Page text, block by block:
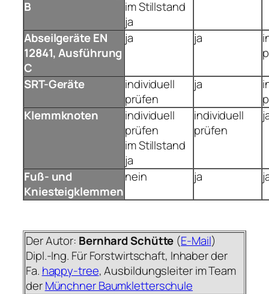
B
im Stillstand
ja
Abseilgeräte EN
12841, Ausführung
C
ja ja
SRT-Geräte
individuell
prüfen
ja
Klemmknoten
individuell
prüfen
im Stillstand
ja
individuell
prüfen
Fuß- und
Kniesteigklemmen
nein ja
Der Autor: Bernhard Schütte (E-Mail)
Dipl.-Ing. Für Forstwirtschaft, Inhaber der
Fa. happy-tree, Ausbildungsleiter im Team
derMünchner Baumkletterschule